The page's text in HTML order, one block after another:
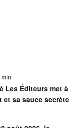
Les Éditeurs met à
sa sauce secrète